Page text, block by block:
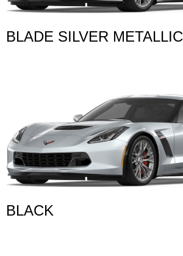
BLADE SILVER METALLIC
BLACK